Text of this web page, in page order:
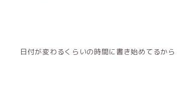
日付が変わるくらいの時間に書き始めてるから